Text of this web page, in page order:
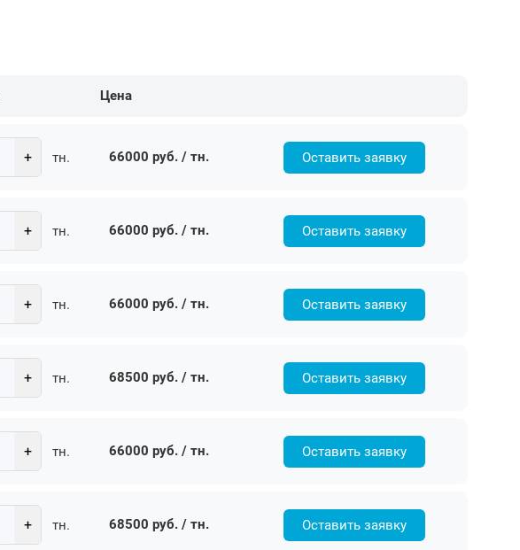
Цена
+ тн. 66000 руб. / тн. Оставить заявку
+ тн. 66000 руб. / тн. Оставить заявку
+ тн. 66000 руб. / тн. Оставить заявку
+ тн. 68500 руб. / тн. Оставить заявку
+ тн. 66000 руб. / тн. Оставить заявку
+ тн. 68500 руб. / тн. Оставить заявку